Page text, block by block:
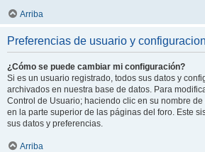
Arriba
Preferencias de usuario y
¿Cómo se puede cambiar mi configuración?
Si es un usuario registrado, todos sus datos y
archivados en nuestra base de datos. Para
Control de Usuario; haciendo clic en su nombre
en la parte superior de las páginas del foro. Este
sus datos y preferencias.
Arriba